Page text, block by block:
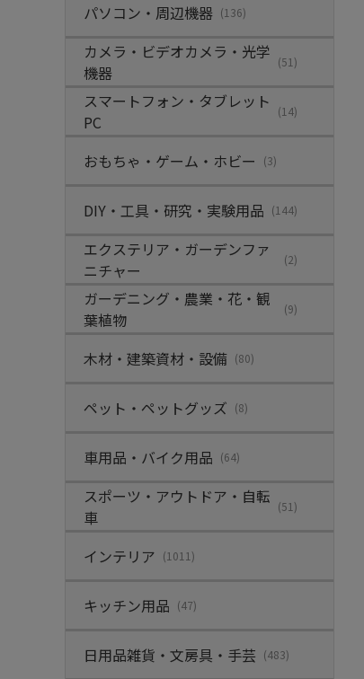
パソコン・周辺機器 (136)
カメラ・ビデオカメラ・光学
機器
(51)
スマートフォン・タブレット
PC
(14)
おもちゃ・ゲーム・ホビー (3)
DIY・工具・研究・実験用品 (144)
エクステリア・ガーデンファ
ニチャー
(2)
ガーデニング・農業・花・観
葉植物
(9)
木材・建築資材・設備 (80)
ペット・ペットグッズ (8)
車用品・バイク用品 (64)
スポーツ・アウトドア・自転
車
(51)
インテリア (1011)
キッチン用品 (47)
日用品雑貨・文房具・手芸 (483)